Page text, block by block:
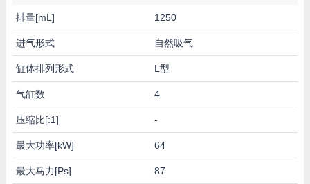
排量[mL] 1250
进气形式 自然吸气
缸体排列形式 L型
气缸数 4
压缩比[:1] -
最大功率[kW] 64
最大马力[Ps] 87